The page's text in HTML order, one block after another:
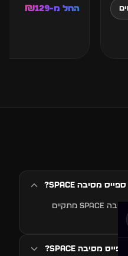
החל מ-₪129
האירוע 26.04 | יום העצמאות ספייס מסיבה SPACE מתקיים